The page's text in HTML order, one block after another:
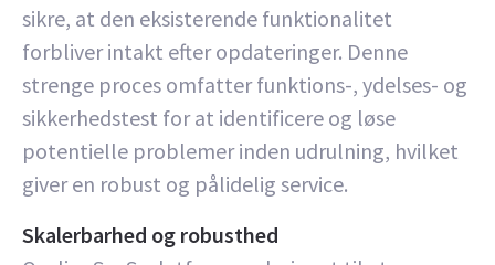
sikre, at den eksisterende funktionalitet
forbliver intakt efter opdateringer. Denne
strenge proces omfatter funktions-, ydelses- og
sikkerhedstest for at identificere og løse
potentielle problemer inden udrulning, hvilket
giver en robust og pålidelig service.
Skalerbarhed og robusthed